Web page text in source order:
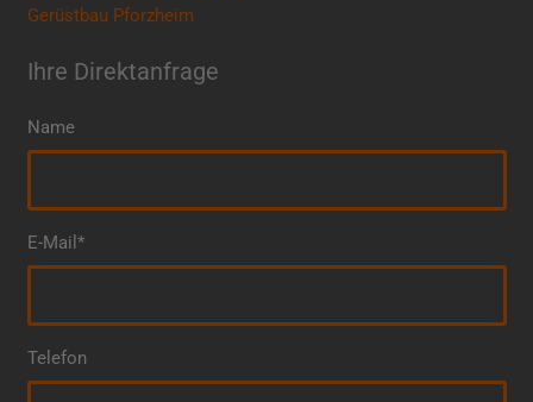
Gerüstbau Pforzheim
Ihre Direktanfrage
Name
E-Mail*
Telefon